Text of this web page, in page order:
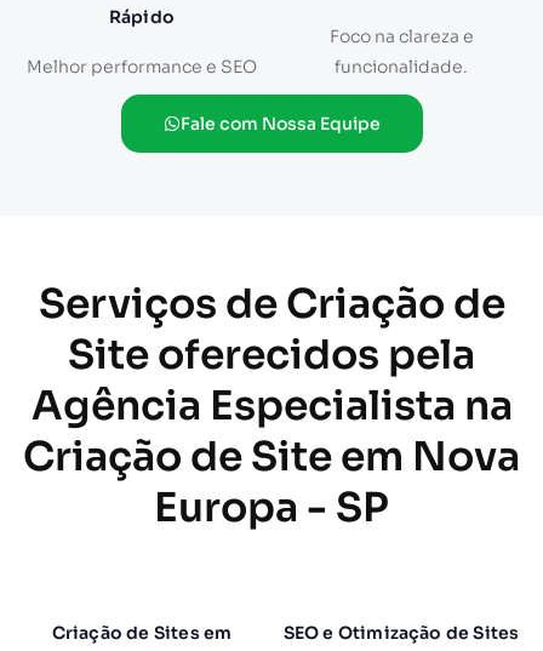
Rápido
Melhor performance e SEO
Foco na clareza e
funcionalidade.
Fale com Nossa Equipe
Serviços de Criação de
Site oferecidos pela
Agência Especialista na
Criação de Site em Nova
Europa - SP
Criação de Sites em
SEO e Otimização de Sites